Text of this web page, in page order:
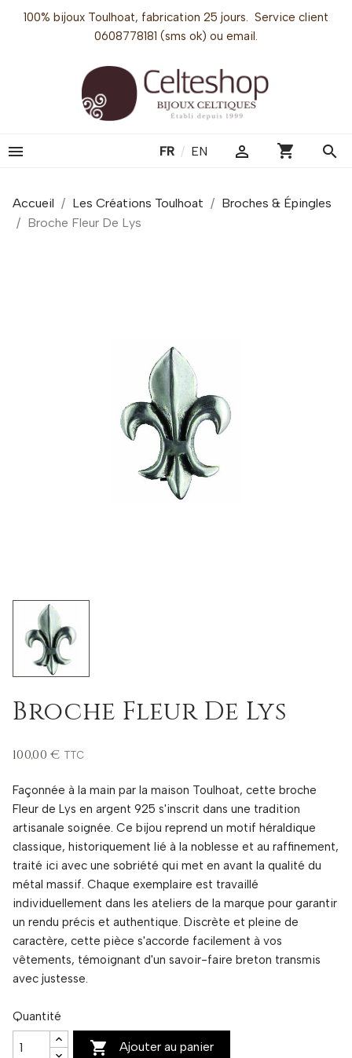
100% bijoux Toulhoat, fabrication 25 jours. Service client
0608778181 (sms ok) ou email.
 FR / EN  shopping_cart search
Accueil Les Créations Toulhoat
Broches & Épingles
Broche Fleur De Lys
Broche Fleur De Lys
100,00 € TTC
Façonnée à la main par la maison Toulhoat, cette broche
Fleur de Lys en argent 925 s'inscrit dans une tradition
artisanale soignée. Ce bijou reprend un motif héraldique
classique, historiquement lié à la noblesse et au raffinement,
traité ici avec une sobriété qui met en avant la qualité du
métal massif. Chaque exemplaire est travaillé
individuellement dans les ateliers de la marque pour garantir
un rendu précis et authentique. Discrète et pleine de
caractère, cette pièce s'accorde facilement à vos
vêtements, témoignant d'un savoir-faire breton transmis
avec justesse.
Quantité
 Ajouter au panier